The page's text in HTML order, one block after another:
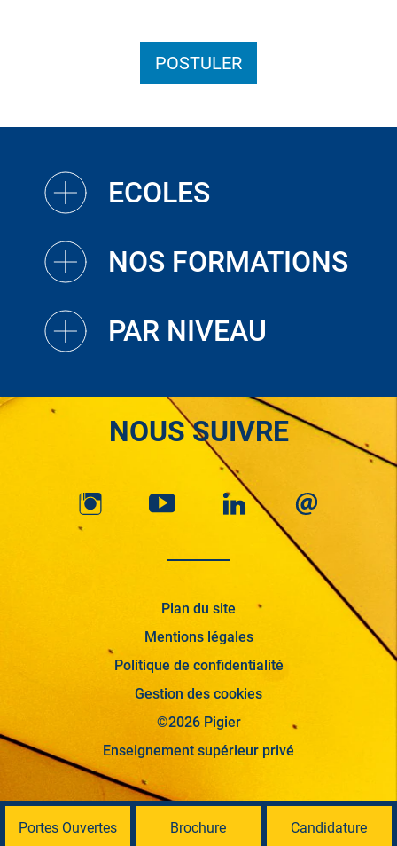
POSTULER
ECOLES
NOS FORMATIONS
PAR NIVEAU
NOUS SUIVRE
Plan du site
Mentions légales
Politique de confidentialité
Gestion des cookies
©2026 Pigier
Enseignement supérieur privé
Portes Ouvertes Brochure Candidature